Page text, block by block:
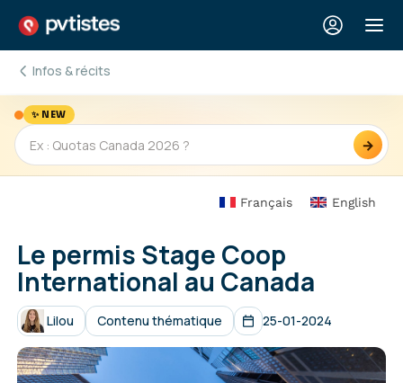
Infos & récits
✨ NEW
→
Français English
Le permis Stage Coop
International au Canada
Lilou Contenu thématique 25-01-2024